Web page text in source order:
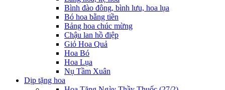
Bình đào đông, bình lưu, hoa lụa
Bó hoa bằng tiền
Bảng hoa chúc mừng
Chậu lan hồ điệp
Giỏ Hoa Quả
Hoa Bó
Hoa Lụa
Nụ Tầm Xuân
Dịp tặng hoa